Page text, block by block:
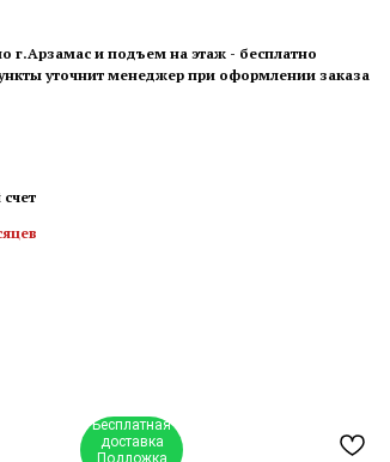
г.Арзамас и подъем на этаж - бесплатно
уточнит менеджер при оформлении заказа
Бесплатная
доставка
Подложка